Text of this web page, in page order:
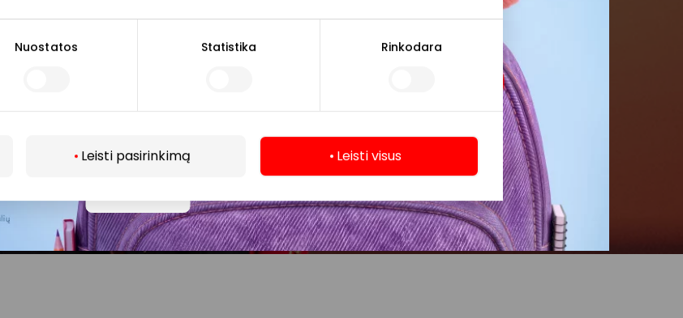
Nuostatos Statistika Rinkodara
Leisti pasirinkimą Leisti visus
naujienlaiškyje arba kreipiantis